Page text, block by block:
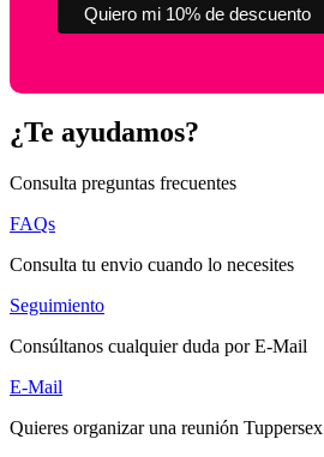
¿Te ayudamos?
Consulta preguntas frecuentes
FAQs
Consulta tu envio cuando lo necesites
Seguimiento
Consúltanos cualquier duda por E-Mail
E-Mail
Quieres organizar una reunión Tuppersex